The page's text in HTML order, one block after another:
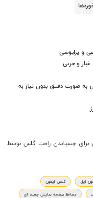
و چربی
به صورت دقیق بدون نیاز به
برای چسباندن راحت گلس توسط
اپل
گلس آیفون
محافظ صفحه نمایش جعبه ای